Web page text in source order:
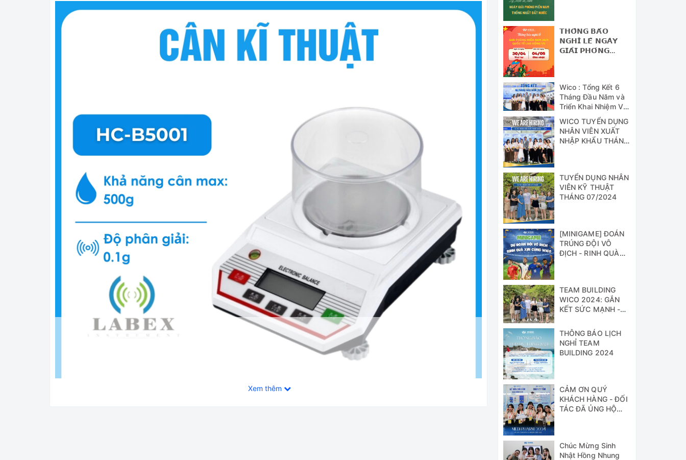
Xem thêm
𝗧𝗛𝗢̂𝗡𝗚 𝗕𝗔́𝗢
𝗡𝗚𝗛𝗜̉ 𝗟𝗘̂̃ 𝗡𝗚𝗔̀𝗬
𝗚𝗜𝗔̉𝗜 𝗣𝗛𝗢́𝗡𝗚
(𝟭/𝟱)
Wico : Tổng Kết 6
Tháng Đầu Năm và
Triển Khai Nhiệm Vụ
Công Tác 6 Tháng
Cuối Năm 2024
WICO TUYỂN DỤNG
NHÂN VIÊN XUẤT
NHẬP KHẨU THÁNG
TUYỂN DỤNG NHÂN
VIÊN KỸ THUẬT
THÁNG 07/2024
[MINIGAME] ĐOÁN
TRÚNG ĐỘI VÔ
ĐỊCH - RINH QUÀ
TEAM BUILDING
WICO 2024: GẮN
KẾT SỨC MẠNH -
THÀNH CÔNG
THÔNG BÁO LỊCH
NGHỈ TEAM
BUILDING 2024
CẢM ƠN QUÝ
KHÁCH HÀNG - ĐỐI
TÁC ĐÃ ỦNG HỘ
Chúc Mừng Sinh
Nhật Hồng Nhung